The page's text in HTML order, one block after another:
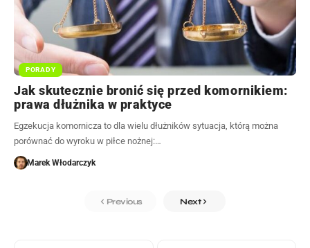
PORADY
Jak skutecznie bronić się przed komornikiem:
prawa dłużnika w praktyce
Egzekucja komornicza to dla wielu dłużników sytuacja, którą można
porównać do wyroku w piłce nożnej:…
Marek Włodarczyk
Previous Next